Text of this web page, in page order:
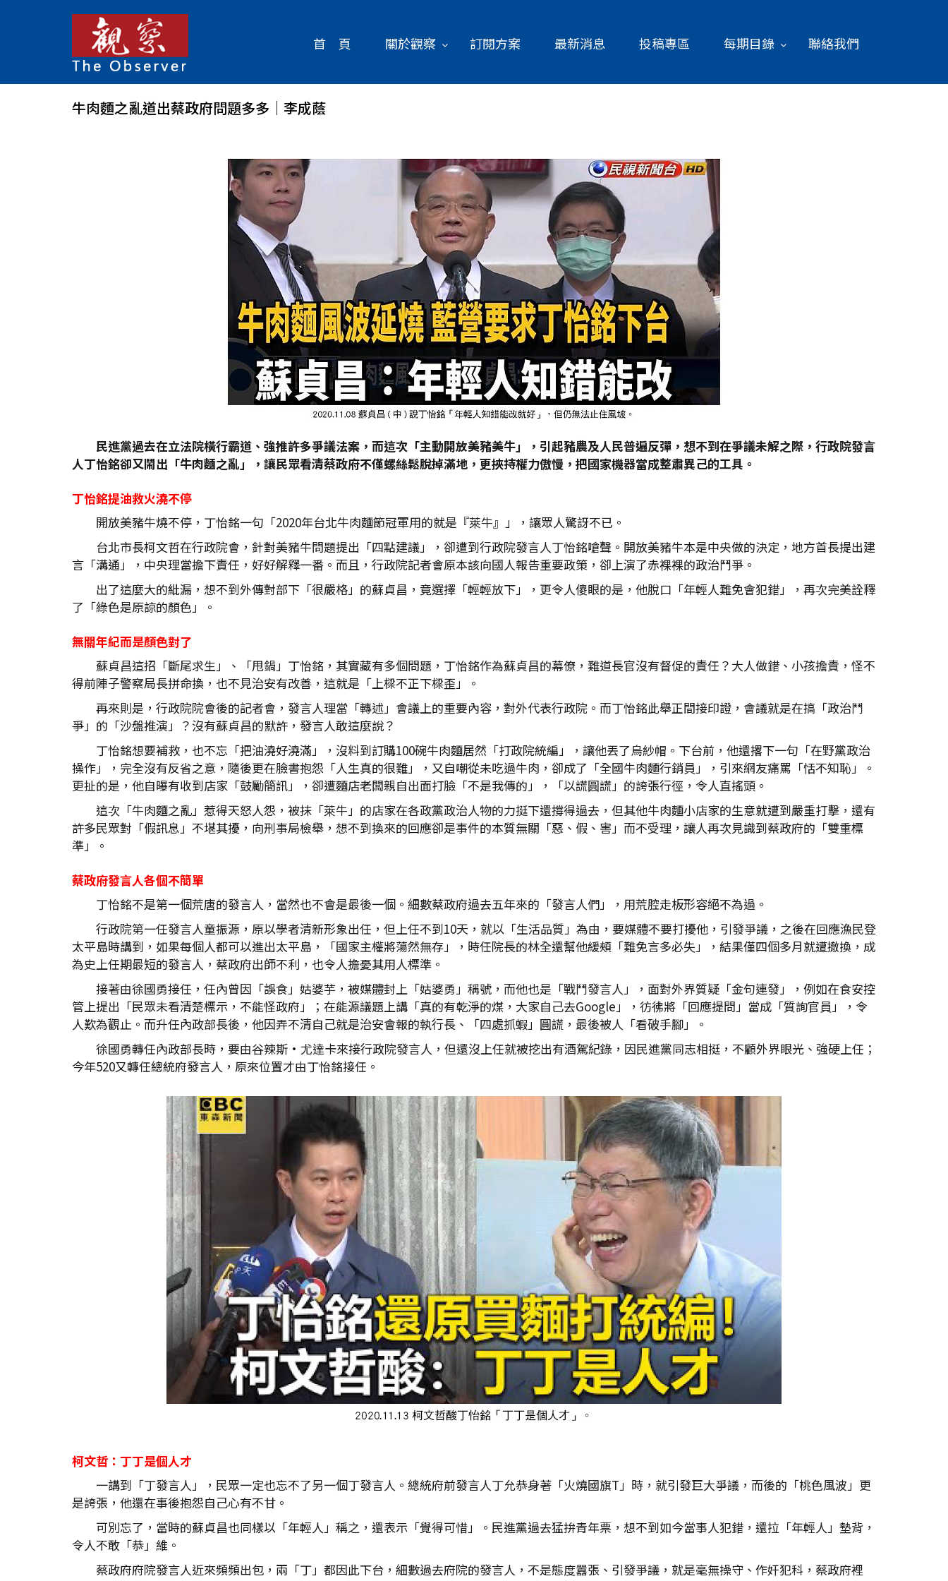
首 頁 關於觀察 訂閱方案 最新消息 投稿專區 每期目錄 聯絡我們
牛肉麵之亂道出蔡政府問題多多｜李成蔭
民進黨過去在立法院橫行霸道、強推許多爭議法案，而這次「主動開放美豬美牛」，引起豬農及人民普遍反彈，想不到在爭議未解之際，行政院發言
人丁怡銘卻又鬧出「牛肉麵之亂」，讓民眾看清蔡政府不僅螺絲鬆脫掉滿地，更挾持權力傲慢，把國家機器當成整肅異己的工具。
丁怡銘提油救火澆不停
開放美豬牛燒不停，丁怡銘一句「2020年台北牛肉麵節冠軍用的就是『萊牛』」，讓眾人驚訝不已。
台北市長柯文哲在行政院會，針對美豬牛問題提出「四點建議」，卻遭到行政院發言人丁怡銘嗆聲。開放美豬牛本是中央做的決定，地方首長提出建
言「溝通」，中央理當擔下責任，好好解釋一番。而且，行政院記者會原本該向國人報告重要政策，卻上演了赤裸裸的政治鬥爭。
出了這麼大的紕漏，想不到外傳對部下「很嚴格」的蘇貞昌，竟選擇「輕輕放下」，更令人傻眼的是，他脫口「年輕人難免會犯錯」，再次完美詮釋
了「綠色是原諒的顏色」。
無關年紀而是顏色對了
蘇貞昌這招「斷尾求生」、「甩鍋」丁怡銘，其實藏有多個問題，丁怡銘作為蘇貞昌的幕僚，難道長官沒有督促的責任？大人做錯、小孩擔責，怪不
得前陣子警察局長拼命換，也不見治安有改善，這就是「上樑不正下樑歪」。
再來則是，行政院院會後的記者會，發言人理當「轉述」會議上的重要內容，對外代表行政院。而丁怡銘此舉正間接印證，會議就是在搞「政治鬥
爭」的「沙盤推演」？沒有蘇貞昌的默許，發言人敢這麼說？
丁怡銘想要補救，也不忘「把油澆好澆滿」，沒料到訂購100碗牛肉麵居然「打政院統編」，讓他丟了烏紗帽。下台前，他還撂下一句「在野黨政治
操作」，完全沒有反省之意，隨後更在臉書抱怨「人生真的很難」，又自嘲從未吃過牛肉，卻成了「全國牛肉麵行銷員」，引來網友痛罵「恬不知恥」。
更扯的是，他自曝有收到店家「鼓勵簡訊」，卻遭麵店老闆親自出面打臉「不是我傳的」，「以謊圓謊」的誇張行徑，令人直搖頭。
這次「牛肉麵之亂」惹得天怒人怨，被抹「萊牛」的店家在各政黨政治人物的力挺下還撐得過去，但其他牛肉麵小店家的生意就遭到嚴重打擊，還有
許多民眾對「假訊息」不堪其擾，向刑事局檢舉，想不到換來的回應卻是事件的本質無關「惡、假、害」而不受理，讓人再次見識到蔡政府的「雙重標
準」。
蔡政府發言人各個不簡單
丁怡銘不是第一個荒唐的發言人，當然也不會是最後一個。細數蔡政府過去五年來的「發言人們」，用荒腔走板形容絕不為過。
行政院第一任發言人童振源，原以學者清新形象出任，但上任不到10天，就以「生活品質」為由，要媒體不要打擾他，引發爭議，之後在回應漁民登
太平島時講到，如果每個人都可以進出太平島，「國家主權將蕩然無存」，時任院長的林全還幫他緩頰「難免言多必失」，結果僅四個多月就遭撤換，成
為史上任期最短的發言人，蔡政府出師不利，也令人擔憂其用人標準。
接著由徐國勇接任，任內曾因「誤食」姑婆芋，被媒體封上「姑婆勇」稱號，而他也是「戰鬥發言人」，面對外界質疑「金句連發」，例如在食安控
管上提出「民眾未看清楚標示，不能怪政府」；在能源議題上講「真的有乾淨的煤，大家自己去Google」，彷彿將「回應提問」當成「質詢官員」，令
人歎為觀止。而升任內政部長後，他因弄不清自己就是治安會報的執行長、「四處抓蝦」圓謊，最後被人「看破手腳」。
徐國勇轉任內政部長時，要由谷辣斯·尤達卡來接行政院發言人，但還沒上任就被挖出有酒駕紀錄，因民進黨同志相挺，不顧外界眼光、強硬上任；
今年520又轉任總統府發言人，原來位置才由丁怡銘接任。
柯文哲：丁丁是個人才
一講到「丁發言人」，民眾一定也忘不了另一個丁發言人。總統府前發言人丁允恭身著「火燒國旗T」時，就引發巨大爭議，而後的「桃色風波」更
是誇張，他還在事後抱怨自己心有不甘。
可別忘了，當時的蘇貞昌也同樣以「年輕人」稱之，還表示「覺得可惜」。民進黨過去猛拚青年票，想不到如今當事人犯錯，還拉「年輕人」墊背，
令人不敢「恭」維。
蔡政府府院發言人近來頻頻出包，兩「丁」都因此下台，細數過去府院的發言人，不是態度囂張、引發爭議，就是毫無操守、作奸犯科，蔡政府裡